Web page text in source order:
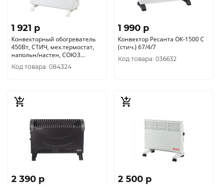
1 921 p
Конвекторный обогреватель
450Вт, СТИЧ, мех.термостат,
напольн/настен, СОЮЗ
КОС-500С
Код товара: 084324
1 990 p
Конвектор Ресанта ОК-1500 С
(стич.) 67/4/7
Код товара: 036632
2 390 p 2 500 p